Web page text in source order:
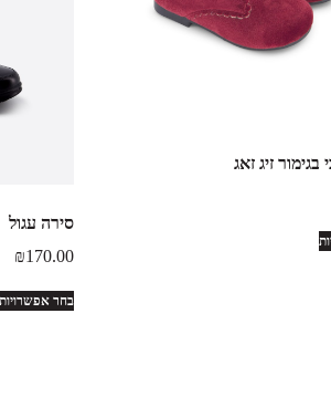
בגימור זיג זאג
סירה עגול
₪170.00
בחר אפשרויות